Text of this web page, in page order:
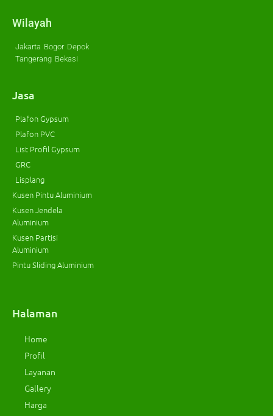
Wilayah
Jakarta Bogor Depok
Tangerang Bekasi
Jasa
Plafon Gypsum
Plafon PVC
List Profil Gypsum
GRC
Lisplang
Kusen Pintu Aluminium
Kusen Jendela
Aluminium
Kusen Partisi
Aluminium
Pintu Sliding Aluminium
Halaman
Home
Profil
Layanan
Gallery
Harga